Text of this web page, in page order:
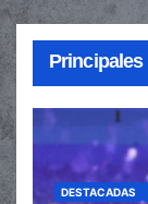
Principales
DESTACADAS